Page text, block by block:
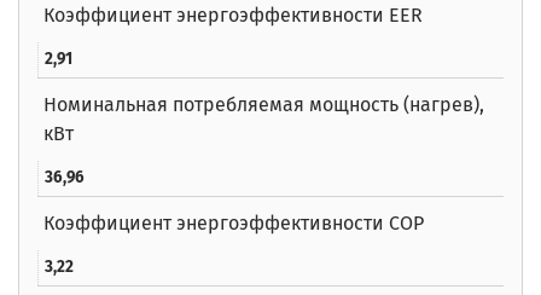
Коэффициент энергоэффективности EER
2,91
Номинальная потребляемая мощность (нагрев),
кВт
36,96
Коэффициент энергоэффективности COP
3,22